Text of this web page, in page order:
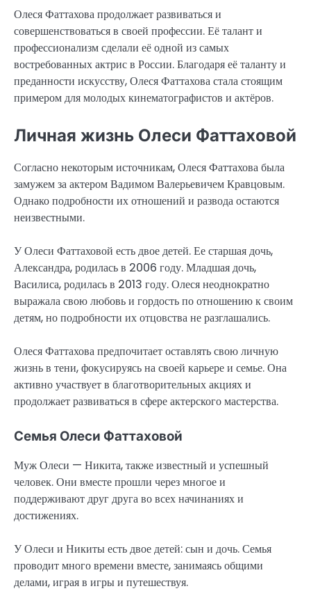
Олеся Фаттахова продолжает развиваться и
совершенствоваться в своей профессии. Её талант и
профессионализм сделали её одной из самых
востребованных актрис в России. Благодаря её таланту и
преданности искусству, Олеся Фаттахова стала стоящим
примером для молодых кинематографистов и актёров.
Личная жизнь Олеси Фаттаховой
Согласно некоторым источникам, Олеся Фаттахова была
замужем за актером Вадимом Валерьевичем Кравцовым.
Однако подробности их отношений и развода остаются
неизвестными.
У Олеси Фаттаховой есть двое детей. Ее старшая дочь,
Александра, родилась в 2006 году. Младшая дочь,
Василиса, родилась в 2013 году. Олеся неоднократно
выражала свою любовь и гордость по отношению к своим
детям, но подробности их отцовства не разглашались.
Олеся Фаттахова предпочитает оставлять свою личную
жизнь в тени, фокусируясь на своей карьере и семье. Она
активно участвует в благотворительных акциях и
продолжает развиваться в сфере актерского мастерства.
Семья Олеси Фаттаховой
Муж Олеси — Никита, также известный и успешный
человек. Они вместе прошли через многое и
поддерживают друг друга во всех начинаниях и
достижениях.
У Олеси и Никиты есть двое детей: сын и дочь. Семья
проводит много времени вместе, занимаясь общими
делами, играя в игры и путешествуя.